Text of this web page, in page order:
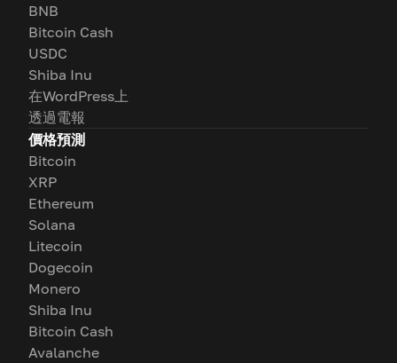
BNB
Bitcoin Cash
USDC
Shiba Inu
在WordPress上
透過電報
價格預測
Bitcoin
XRP
Ethereum
Solana
Litecoin
Dogecoin
Monero
Shiba Inu
Bitcoin Cash
Avalanche